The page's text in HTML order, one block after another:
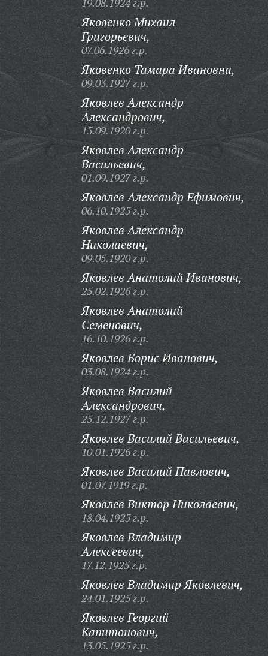
Яковенко Михаил
Григорьевич,
07.06.1926 г.р.
Яковенко Тамара Ивановна,
09.03.1927 г.р.
Яковлев Александр
Александрович,
15.09.1920 г.р.
Яковлев Александр
Васильевич,
01.09.1927 г.р.
Яковлев Александр Ефимович,
06.10.1925 г.р.
Яковлев Александр
Николаевич,
09.05.1920 г.р.
Яковлев Анатолий Иванович,
25.02.1926 г.р.
Яковлев Анатолий
Семенович,
16.10.1926 г.р.
Яковлев Борис Иванович,
03.08.1924 г.р.
Яковлев Василий
Александрович,
25.12.1927 г.р.
Яковлев Василий Васильевич,
10.01.1926 г.р.
Яковлев Василий Павлович,
01.07.1919 г.р.
Яковлев Виктор Николаевич,
18.04.1925 г.р.
Яковлев Владимир
Алексеевич,
17.12.1925 г.р.
Яковлев Владимир Яковлевич,
24.01.1925 г.р.
Яковлев Георгий
Капитонович,
13.05.1925 г.р.